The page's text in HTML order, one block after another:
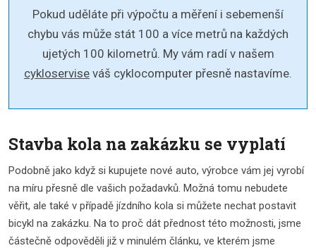
Pokud uděláte při výpočtu a měření i sebemenší
chybu vás může stát 100 a více metrů na každých
ujetých 100 kilometrů. My vám radí v našem
cykloservise váš cyklocomputer přesně nastavíme.
Stavba kola na zakázku se vyplatí
Podobně jako když si kupujete nové auto, výrobce vám jej vyrobí
na míru přesně dle vašich požadavků. Možná tomu nebudete
věřit, ale také v případě jízdního kola si můžete nechat postavit
bicykl na zakázku. Na to proč dát přednost této možnosti, jsme
částečně odpověděli již v minulém článku, ve kterém jsme